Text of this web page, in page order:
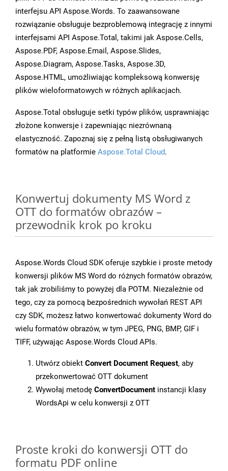
interfejsu API Aspose.Words. To zaawansowane
rozwiązanie obsługuje bezproblemową integrację z innymi
interfejsami API Aspose.Total, takimi jak Aspose.Cells,
Aspose.PDF, Aspose.Email, Aspose.Slides,
Aspose.Diagram, Aspose.Tasks, Aspose.3D,
Aspose.HTML, umożliwiając kompleksową konwersję
plików wieloformatowych w różnych aplikacjach.
Aspose.Total obsługuje setki typów plików, usprawniając
złożone konwersje i zapewniając niezrównaną
elastyczność. Zapoznaj się z pełną listą obsługiwanych
formatów na platformie Aspose.Total Cloud.
Konwertuj dokumenty MS Word z
OTT do formatów obrazów –
przewodnik krok po kroku
Aspose.Words Cloud SDK oferuje szybkie i proste metody
konwersji plików MS Word do różnych formatów obrazów,
tak jak zrobiliśmy to powyżej dla POTM. Niezależnie od
tego, czy za pomocą bezpośrednich wywołań REST API
czy SDK, możesz łatwo konwertować dokumenty Word do
wielu formatów obrazów, w tym JPEG, PNG, BMP, GIF i
TIFF, używając Aspose.Words Cloud APIs.
Utwórz obiekt Convert Document Request, aby
przekonwertować OTT dokument
Wywołaj metodę ConvertDocument instancji klasy
WordsApi w celu konwersji z OTT
Proste kroki do konwersji OTT do
formatu PDF online